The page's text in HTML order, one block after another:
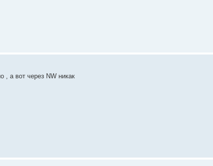
, а вот через NW никак